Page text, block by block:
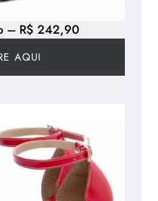
– R$ 242,90
AQUI